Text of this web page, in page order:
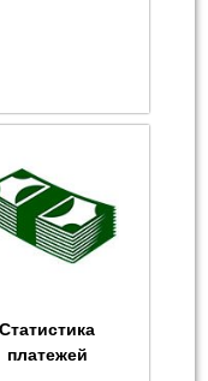
Статистика
платежей